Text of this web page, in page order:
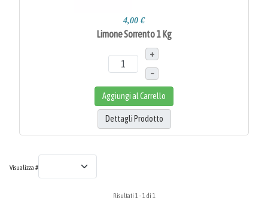
4,00 €
Limone Sorrento 1 Kg
+
–
Aggiungi al Carrello
Dettagli Prodotto
Visualizza #
Risultati 1 - 1 di 1